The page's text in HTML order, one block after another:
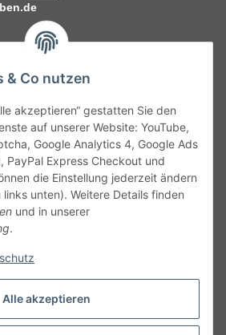
Alle akzeptieren
& Co nutzen
akzeptieren“ gestatten Sie den
auf unserer Website: YouTube,
Google Analytics 4, Google Ads
PayPal Express Checkout und
die Einstellung jederzeit ändern
unten). Weitere Details finden
und in unserer
.
ohne Gewähr. Irrtümer und fehlerhafte
Wenn Sie Datenblätter oder spezielle
Abbildungen der Artikel können